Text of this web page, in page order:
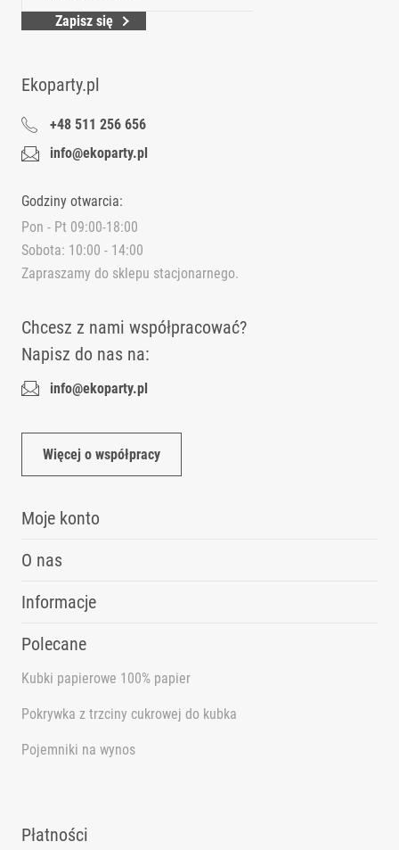
Zapisz się
Ekoparty.pl
+48 511 256 656
info@ekoparty.pl
Godziny otwarcia:
Pon - Pt 09:00-18:00
Sobota: 10:00 - 14:00
Zapraszamy do sklepu stacjonarnego.
Chcesz z nami współpracować?
Napisz do nas na:
info@ekoparty.pl
Więcej o współpracy
Moje konto
O nas
Informacje
Polecane
Kubki papierowe 100% papier
Pokrywka z trzciny cukrowej do kubka
Pojemniki na wynos
Płatności
ofertę do Twoich potrzeb. Możesz zaakceptować